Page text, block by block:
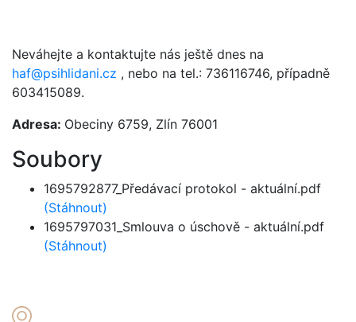
Neváhejte a kontaktujte nás ještě dnes na
haf@psihlidani.cz , nebo na tel.: 736116746, případně
603415089.
Adresa: Obeciny 6759, Zlín 76001
Soubory
1695792877_Předávací protokol - aktuální.pdf
(Stáhnout)
1695797031_Smlouva o úschově - aktuální.pdf
(Stáhnout)